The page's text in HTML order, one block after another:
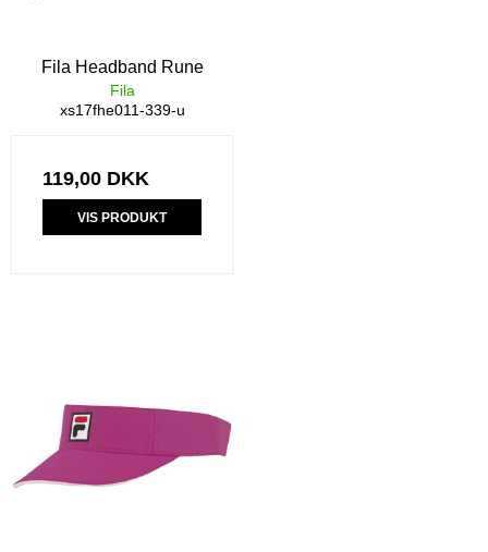
Fila Headband Rune
Fila
xs17fhe011-339-u
119,00 DKK
VIS PRODUKT